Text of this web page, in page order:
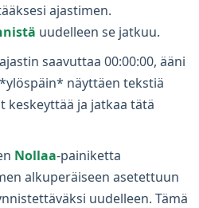
ajastimen.
uudelleen se jatkuu.
saavuttaa 00:00:00, ääni
näyttäen tekstiä
keskeyttää ja jatkaa tätä
Nollaa-painiketta
alkuperäiseen asetettuun
uudelleen. Tämä